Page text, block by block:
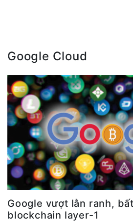
Google Cloud
Google vượt lằn ranh,
blockchain layer-1